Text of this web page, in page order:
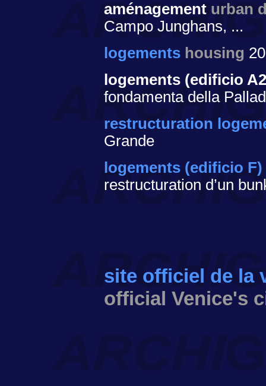
aménagement urban
Campo Junghans, ...
logements housing
logements (edificio
fondamenta della
restructuration
Grande
logements (edificio F)
restructuration d’un
site officiel de la
official Venice's